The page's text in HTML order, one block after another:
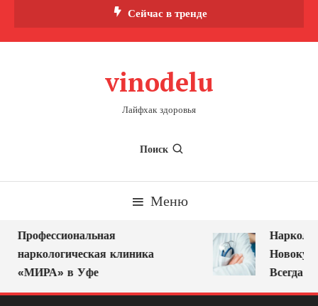
Сейчас в тренде
vinodelu
Лайфхак здоровья
Поиск
Меню
Профессиональная
наркологическая клиника
«МИРА» в Уфе
Всегда